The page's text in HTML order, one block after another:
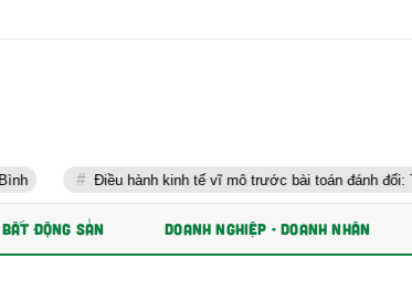
hành kinh tế vĩ mô trước bài toán đánh đổi: Tăng trưởng
BẤT ĐỘNG SẢN DOANH NGHIỆP - DOANH NHÂN